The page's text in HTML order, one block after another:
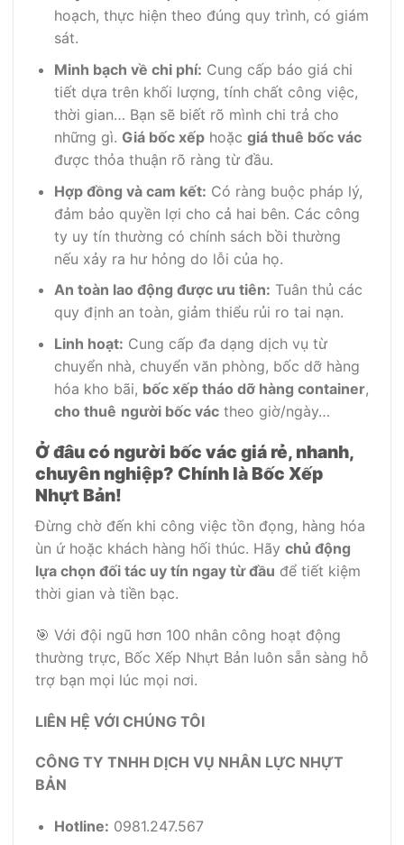
hoạch, thực hiện theo đúng quy trình, có giám
sát.
Minh bạch về chi phí: Cung cấp báo giá chi
tiết dựa trên khối lượng, tính chất công việc,
thời gian… Bạn sẽ biết rõ mình chi trả cho
những gì. Giá bốc xếphoặc giá thuê bốc vác
được thỏa thuận rõ ràng từ đầu.
Hợp đồng và cam kết: Có ràng buộc pháp lý,
đảm bảo quyền lợi cho cả hai bên. Các công
ty uy tín thường có chính sách bồi thường
nếu xảy ra hư hỏng do lỗi của họ.
An toàn lao động được ưu tiên: Tuân thủ các
quy định an toàn, giảm thiểu rủi ro tai nạn.
Linh hoạt: Cung cấp đa dạng dịch vụ từ
chuyển nhà, chuyển văn phòng, bốc dỡ hàng
hóa kho bãi, bốc xếp tháo dỡ hàng container,
cho thuê người bốc váctheo giờ/ngày…
Ở đâu có người bốc vác giá rẻ, nhanh,
chuyên nghiệp? Chính là Bốc Xếp
Nhựt Bản!
Đừng chờ đến khi công việc tồn đọng, hàng hóa
ùn ứ hoặc khách hàng hối thúc. Hãy chủ động
lựa chọn đối tác uy tín ngay từ đầu để tiết kiệm
thời gian và tiền bạc.
🎯 Với đội ngũ hơn 100 nhân công hoạt động
thường trực, Bốc Xếp Nhựt Bản luôn sẵn sàng hỗ
trợ bạn mọi lúc mọi nơi.
LIÊN HỆ VỚI CHÚNG TÔI
CÔNG TY TNHH DỊCH VỤ NHÂN LỰC NHỰT
BẢN
Hotline: 0981.247.567